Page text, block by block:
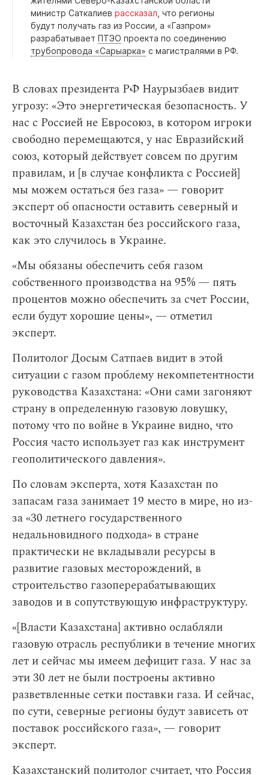
министр Саткалиев рассказал , что регионы
будут получать газ из России, а «Газпром»
разрабатывает ПТЭО проекта по соединению
трубопровода «Сарыарка» с магистралями в РФ.
В словах президента РФ Наурызбаев видит
угрозу: «Это энергетическая безопасность. У
нас с Россией не Евросоюз, в котором игроки
свободно перемещаются, у нас Евразийский
союз, который действует совсем по другим
правилам, и [в случае конфликта с Россией]
мы можем остаться без газа» — говорит
эксперт об опасности оставить северный и
восточный Казахстан без российского газа,
как это случилось в Украине.
«Мы обязаны обеспечить себя газом
собственного производства на 95% — пять
процентов можно обеспечить за счет России,
если будут хорошие цены», — отметил
эксперт.
Политолог Досым Сатпаев видит в этой
ситуации с газом проблему некомпетентности
руководства Казахстана: «Они сами загоняют
страну в определенную газовую ловушку,
потому что по войне в Украине видно, что
Россия часто использует газ как инструмент
геополитического давления».
По словам эксперта, хотя Казахстан по
запасам газа занимает 19 место в мире, но из-
за «30 летнего государственного
недальновидного подхода» в стране
практически не вкладывали ресурсы в
развитие газовых месторождений, в
строительство газоперерабатывающих
заводов и в сопутствующую инфраструктуру.
«[Власти Казахстана] активно ослабляли
газовую отрасль республики в течение многих
лет и сейчас мы имеем дефицит газа. У нас за
эти 30 лет не были построены активно
разветвленные сетки поставки газа. И сейчас,
по сути, северные регионы будут зависеть от
поставок российского газа», — говорит
эксперт.
Казахстанский политолог считает, что Россия